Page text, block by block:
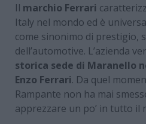
Il marchio Ferrari
Italy nel mondo ed è
come sinonimo di prestigio,
dell’automotive. L’azienda
storica sede di Maranello
Enzo Ferrari. Da quel
Rampante non ha mai
apprezzare un po’ in tutto il